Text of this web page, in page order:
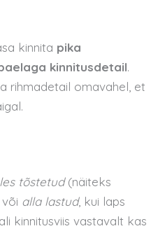
kinnita pika
kinnitusdetail.
rihmadetail omavahel, et
tõstetud(näiteks
alla lastud, kui laps
kinnitusviis vastavalt kas